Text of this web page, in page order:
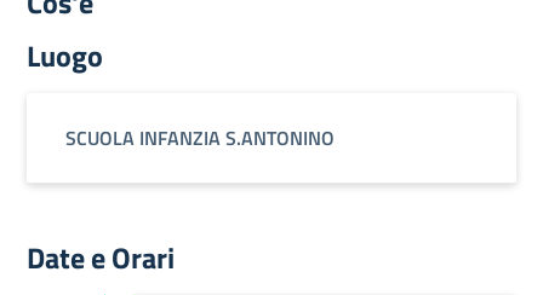
Luogo
SCUOLA INFANZIA S.ANTONINO
Date e Orari